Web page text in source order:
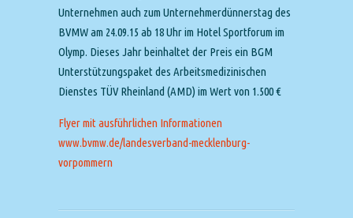
Unternehmen auch zum Unternehmerdünnerstag des
BVMW am 24.09.15 ab 18 Uhr im Hotel Sportforum im
Olymp. Dieses Jahr beinhaltet der Preis ein BGM
Unterstützungspaket des Arbeitsmedizinischen
Dienstes TÜV Rheinland (AMD) im Wert von 1.500 €
Flyer mit ausführlichen Informationen
www.bvmw.de/landesverband-mecklenburg-
vorpommern